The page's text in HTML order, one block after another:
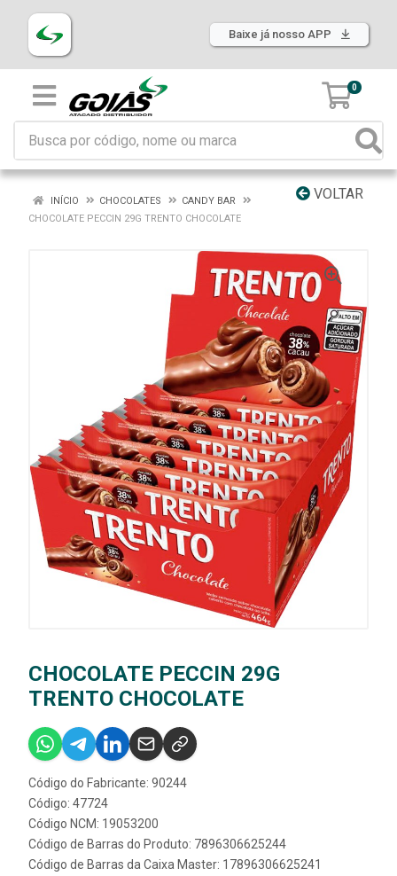
Baixe já nosso APP
0
VOLTAR
INÍCIO CHOCOLATES
CANDY BAR
CHOCOLATE PECCIN 29G TRENTO CHOCOLATE
CHOCOLATE PECCIN 29G
TRENTO CHOCOLATE
Código do Fabricante: 90244
Código: 47724
Código NCM: 19053200
Código de Barras do Produto: 7896306625244
Código de Barras da Caixa Master: 17896306625241